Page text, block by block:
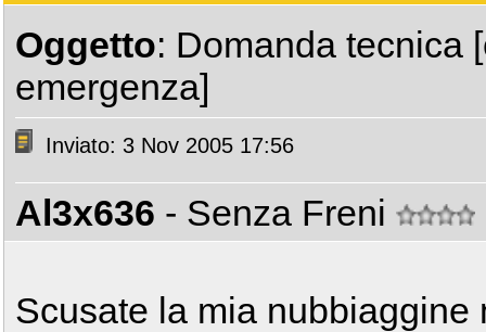
Oggetto: Domanda tecnica
emergenza]
Inviato: 3 Nov 2005 17:56
Al3x636 - Senza Freni
Scusate la mia nubbiaggine